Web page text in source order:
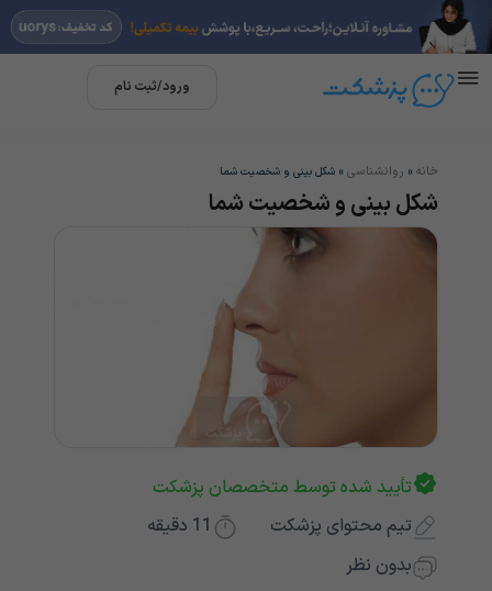
ورود/ثبت نام
خانه » روانشناسی » شکل بینی و شخصیت شما
شکل بینی و شخصیت شما
تأیید شده توسط متخصصان پزشکت
تیم محتوای پزشکت
11 دقیقه
بدون نظر